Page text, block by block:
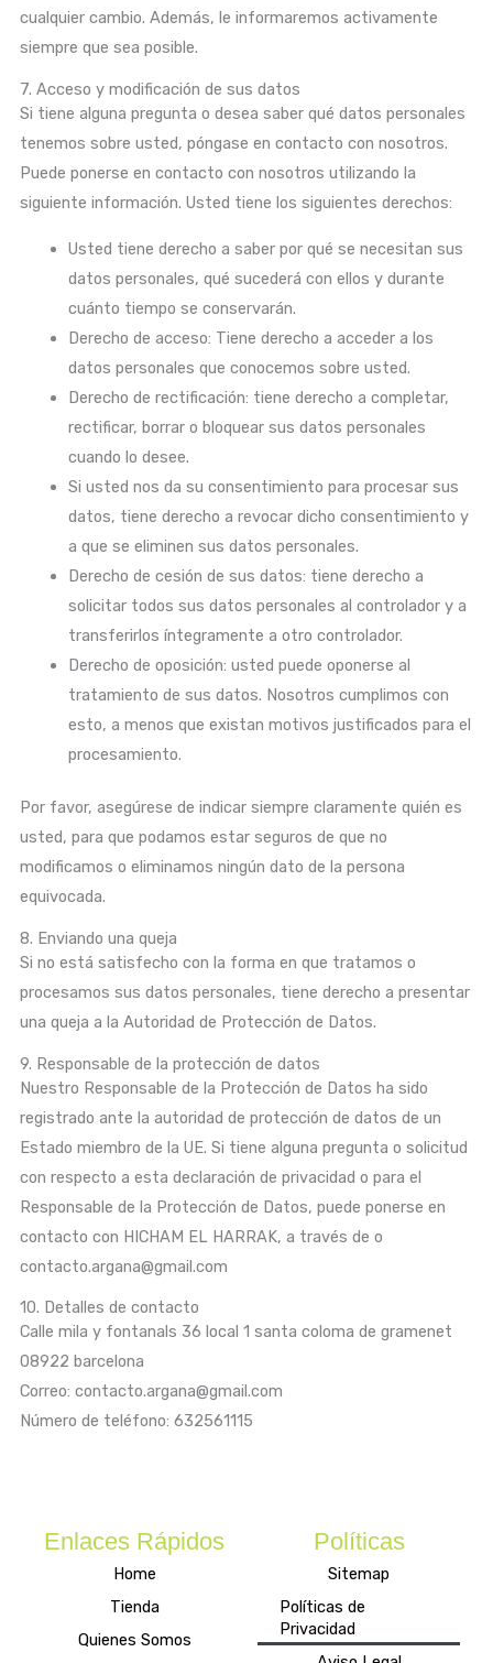
cualquier cambio. Además, le informaremos activamente
siempre que sea posible.
7. Acceso y modificación de sus datos
Si tiene alguna pregunta o desea saber qué datos personales
tenemos sobre usted, póngase en contacto con nosotros.
Puede ponerse en contacto con nosotros utilizando la
siguiente información. Usted tiene los siguientes derechos:
Usted tiene derecho a saber por qué se necesitan sus
datos personales, qué sucederá con ellos y durante
cuánto tiempo se conservarán.
Derecho de acceso: Tiene derecho a acceder a los
datos personales que conocemos sobre usted.
Derecho de rectificación: tiene derecho a completar,
rectificar, borrar o bloquear sus datos personales
cuando lo desee.
Si usted nos da su consentimiento para procesar sus
datos, tiene derecho a revocar dicho consentimiento y
a que se eliminen sus datos personales.
Derecho de cesión de sus datos: tiene derecho a
solicitar todos sus datos personales al controlador y a
transferirlos íntegramente a otro controlador.
Derecho de oposición: usted puede oponerse al
tratamiento de sus datos. Nosotros cumplimos con
esto, a menos que existan motivos justificados para el
procesamiento.
Por favor, asegúrese de indicar siempre claramente quién es
usted, para que podamos estar seguros de que no
modificamos o eliminamos ningún dato de la persona
equivocada.
8. Enviando una queja
Si no está satisfecho con la forma en que tratamos o
procesamos sus datos personales, tiene derecho a presentar
una queja a la Autoridad de Protección de Datos.
9. Responsable de la protección de datos
Nuestro Responsable de la Protección de Datos ha sido
registrado ante la autoridad de protección de datos de un
Estado miembro de la UE. Si tiene alguna pregunta o solicitud
con respecto a esta declaración de privacidad o para el
Responsable de la Protección de Datos, puede ponerse en
contacto con HICHAM EL HARRAK, a través de o
contacto.argana@gmail.com
10. Detalles de contacto
Calle mila y fontanals 36 local 1 santa coloma de gramenet
08922 barcelona
Correo: contacto.argana@gmail.com
Número de teléfono: 632561115
Enlaces Rápidos
Home
Tienda
Quienes Somos
Políticas
Sitemap
Políticas de
Privacidad